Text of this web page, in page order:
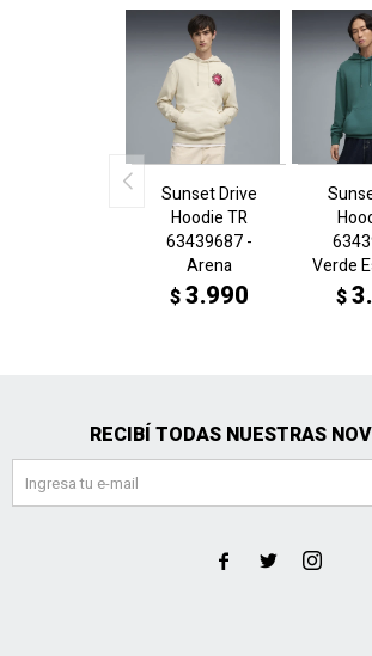
Sunset Drive
Hoodie TR
63439687 -
Arena
$3.990
Verde
$
RECIBÍ TODAS NUESTRAS
  